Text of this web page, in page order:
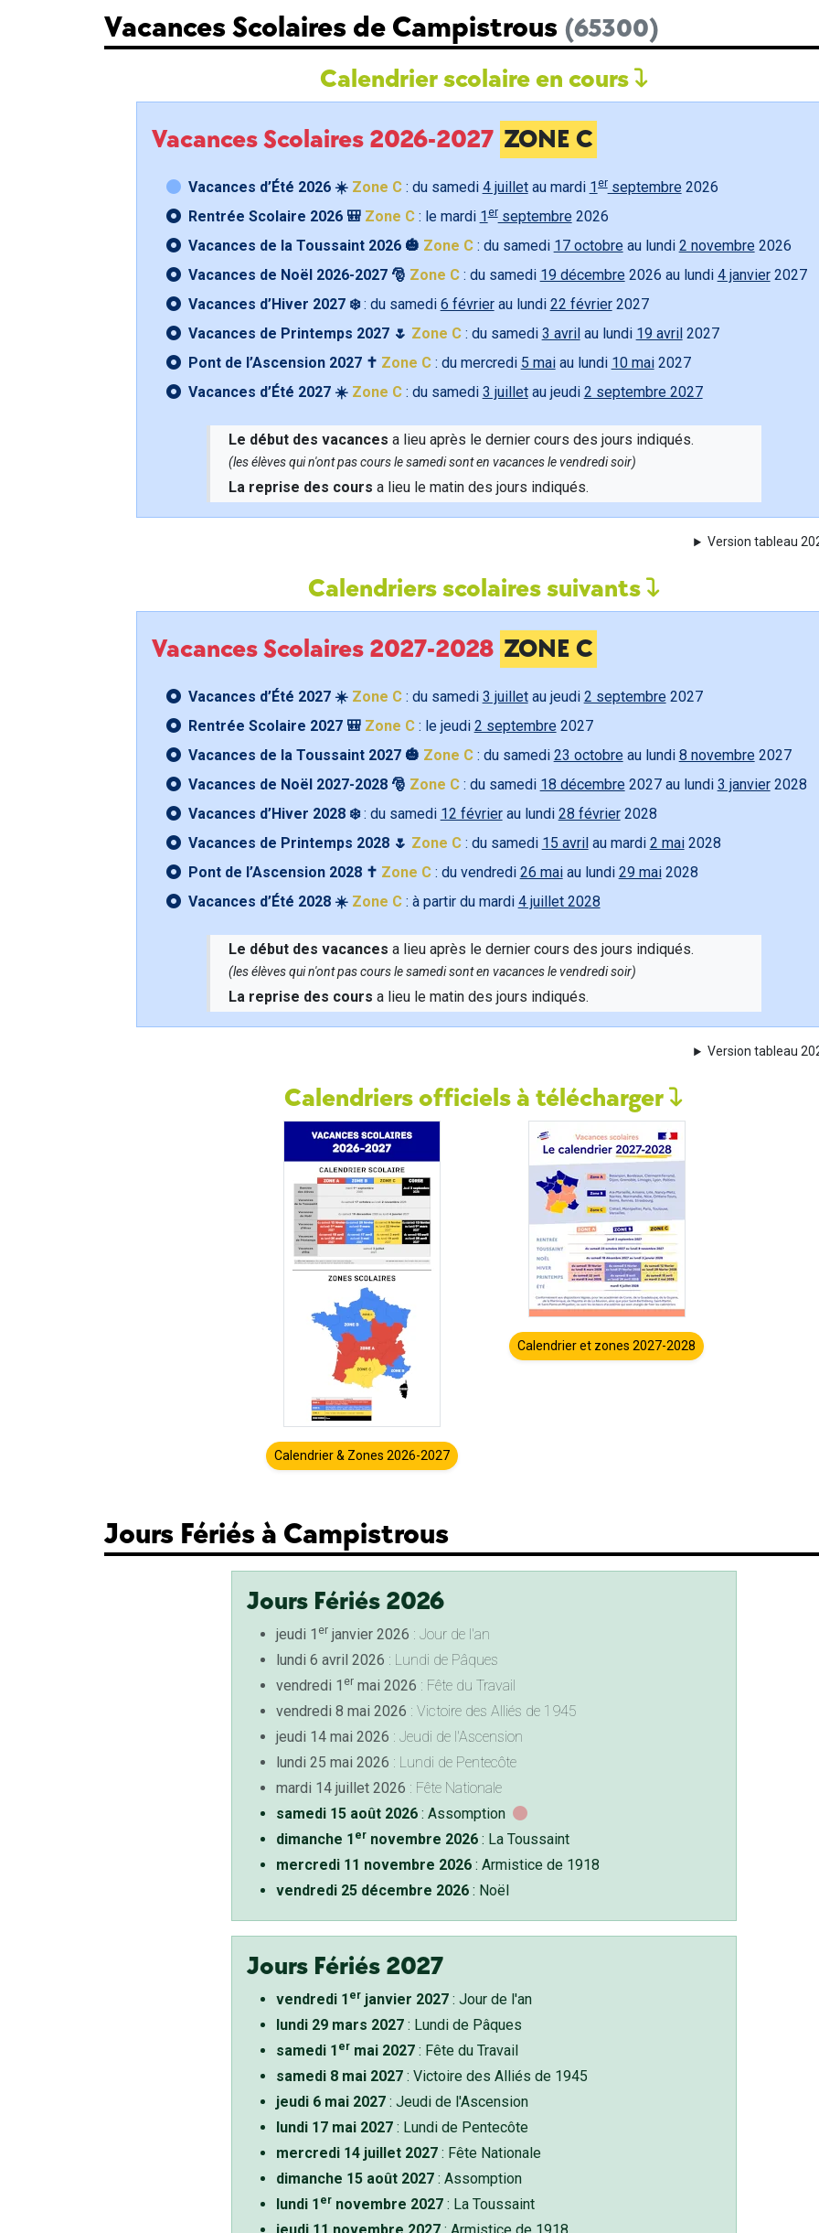
Vacances Scolaires de Campistrous (65300)
Calendrier scolaire en cours
Vacances Scolaires 2026-2027 ZONE C
Vacances d’Été 2026 ☀️ Zone C: du samedi 4 juilletau mardi 1 erseptembre 2026
Rentrée Scolaire 2026 🎒 Zone C: le mardi 1erseptembre 2026
Vacances de la Toussaint 2026 🎃 Zone C: du samedi 17 octobre au lundi 2 novembre 2026
Vacances de Noël 2026-2027 🎅 Zone C: du samedi 19 décembre 2026 au lundi 4 janvier2027
Vacances d’Hiver 2027 ❄️: du samedi 6 févrierau lundi 22 février2027
Vacances de Printemps 2027 🌷 Zone C: du samedi 3 avril au lundi 19 avril 2027
Pont de l’Ascension 2027 ✝️ Zone C: du mercredi 5 maiau lundi 10 mai2027
Vacances d’Été 2027 ☀️ Zone C: du samedi 3 juilletau jeudi 2 septembre 2027
Le début des vacances a lieu après le dernier cours des jours indiqués.
(les élèves qui n'ont pas cours le samedi sont en vacances le vendredi soir)
La reprise des cours a lieu le matin des jours indiqués.
Version tableau
Calendriers scolaires suivants
Vacances Scolaires 2027-2028 ZONE C
Vacances d’Été 2027 ☀️ Zone C: du samedi 3 juilletau jeudi 2 septembre 2027
Rentrée Scolaire 2027 🎒 Zone C: le jeudi 2 septembre 2027
Vacances de la Toussaint 2027 🎃 Zone C: du samedi 23 octobre au lundi 8 novembre 2027
Vacances de Noël 2027-2028 🎅 Zone C: du samedi 18 décembre 2027 au lundi 3 janvier2028
Vacances d’Hiver 2028 ❄️: du samedi 12 févrierau lundi 28 février2028
Vacances de Printemps 2028 🌷 Zone C: du samedi 15 avril au mardi 2 mai2028
Pont de l’Ascension 2028 ✝️ Zone C: du vendredi 26 maiau lundi 29 mai2028
Vacances d’Été 2028 ☀️ Zone C: à partir du mardi 4 juillet 2028
Le début des vacances a lieu après le dernier cours des jours indiqués.
(les élèves qui n'ont pas cours le samedi sont en vacances le vendredi soir)
La reprise des cours a lieu le matin des jours indiqués.
Version tableau
Calendriers officiels à télécharger
Calendrier & Zones 2026-2027
Calendrier et zones 2027-2028
Jours Fériés à Campistrous
Jours Fériés 2026
jeudi 1 erjanvier 2026 : Jour de l'an
lundi 6 avril 2026 : Lundi de Pâques
vendredi 1 ermai 2026 : Fête du Travail
vendredi 8 mai 2026 : Victoire des Alliés de 1945
jeudi 14 mai 2026 : Jeudi de l'Ascension
lundi 25 mai 2026 : Lundi de Pentecôte
mardi 14 juillet 2026 : Fête Nationale
samedi 15 août 2026: Assomption
dimanche 1 ernovembre 2026: La Toussaint
mercredi 11 novembre 2026: Armistice de 1918
vendredi 25 décembre 2026: Noël
Jours Fériés 2027
vendredi 1 erjanvier 2027: Jour de l'an
lundi 29 mars 2027: Lundi de Pâques
samedi 1 ermai 2027: Fête du Travail
samedi 8 mai 2027: Victoire des Alliés de 1945
jeudi 6 mai 2027: Jeudi de l'Ascension
lundi 17 mai 2027: Lundi de Pentecôte
mercredi 14 juillet 2027: Fête Nationale
dimanche 15 août 2027: Assomption
lundi 1 ernovembre 2027: La Toussaint
jeudi 11 novembre 2027: Armistice de 1918